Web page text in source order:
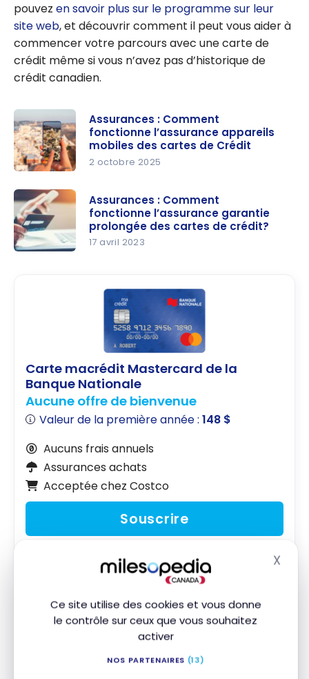
Ce site utilise des cookies et vous donne
le contrôle sur ceux que vous souhaitez
activer
NOS PARTENAIRES (13)
X
pouvez en savoir plus sur le programme sur leur
site web, et découvrir comment il peut vous aider à
commencer votre parcours avec une carte de
crédit même si vous n’avez pas d’historique de
crédit canadien.
s :
Comment
fonctionne
l’assurance
Assurances : Comment
fonctionne l’assurance appareils
mobiles des cartes de Crédit
2 octobre 2025
prolongée
des cartes
de crédit?
Assurances : Comment
fonctionne l’assurance garantie
prolongée des cartes de crédit?
17 avril 2023
Carte macrédit Mastercard de la
Banque Nationale
Aucune offre de bienvenue
Valeur de la première année :148 $
Aucuns frais annuels
Assurances achats
Acceptée chez Costco
Souscrire
Meilleures cartes de crédit pour les
nouveaux arrivants au Canada – Carte